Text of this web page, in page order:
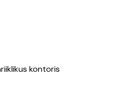
kontoris